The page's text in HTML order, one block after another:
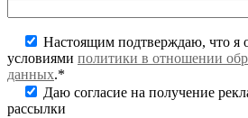
Настоящим подтверждаю, что я
условиями политики в отношении
данных.*
Даю согласие на получение
рассылки